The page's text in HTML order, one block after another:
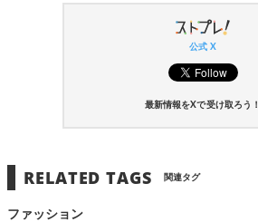
公式 X
最新情報をXで受け取ろう！
RELATED TAGS 関連タグ
ファッション